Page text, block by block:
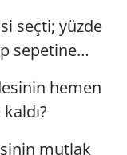
seçti; yüzde
sepetine…
hemen
mutlak